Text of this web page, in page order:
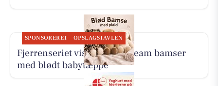
SPONSORERET OPSLAGSTAVLEN
Fjerrenseriet viser Dream Team bamser
med blødt babytæppe